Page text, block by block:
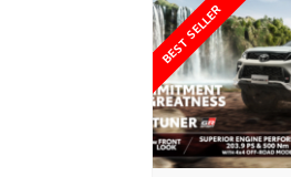
BEST SELLER